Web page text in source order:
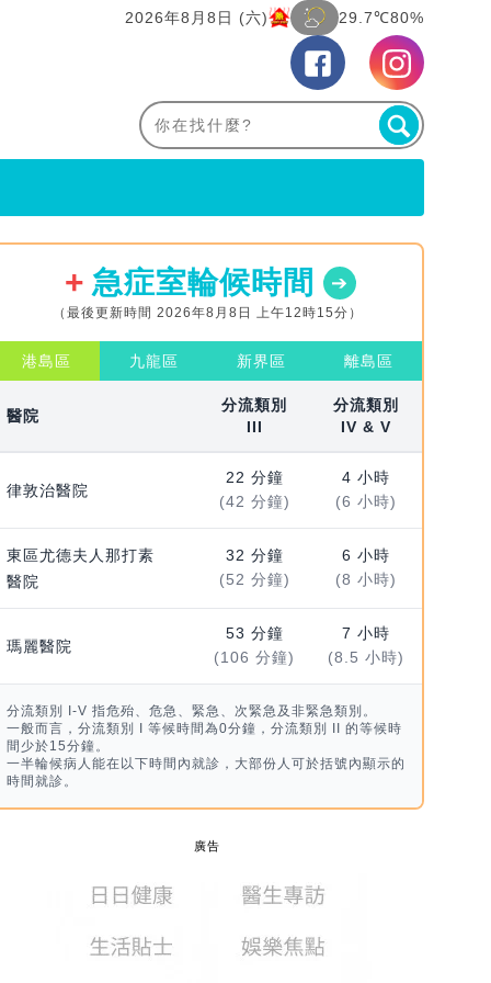
2026年8月8日 (六) 29.7℃80%
急症室輪候時間
（最後更新時間 2026年8月8日 上午12時15分）
港島區 九龍區 新界區 離島區
醫院
分流類別
III
分流類別
IV & V
律敦治醫院
22 分鐘
(42 分鐘)
4 小時
(6 小時)
東區尤德夫人那打素
醫院
32 分鐘
(52 分鐘)
6 小時
(8 小時)
瑪麗醫院
53 分鐘
(106 分鐘)
7 小時
(8.5 小時)
分流類別 I-V 指危殆、危急、緊急、次緊急及非緊急類別。
一般而言，分流類別 I 等候時間為0分鐘，分流類別 II 的等候時
間少於15分鐘。
一半輪候病人能在以下時間內就診，大部份人可於括號內顯示的
時間就診。
廣告